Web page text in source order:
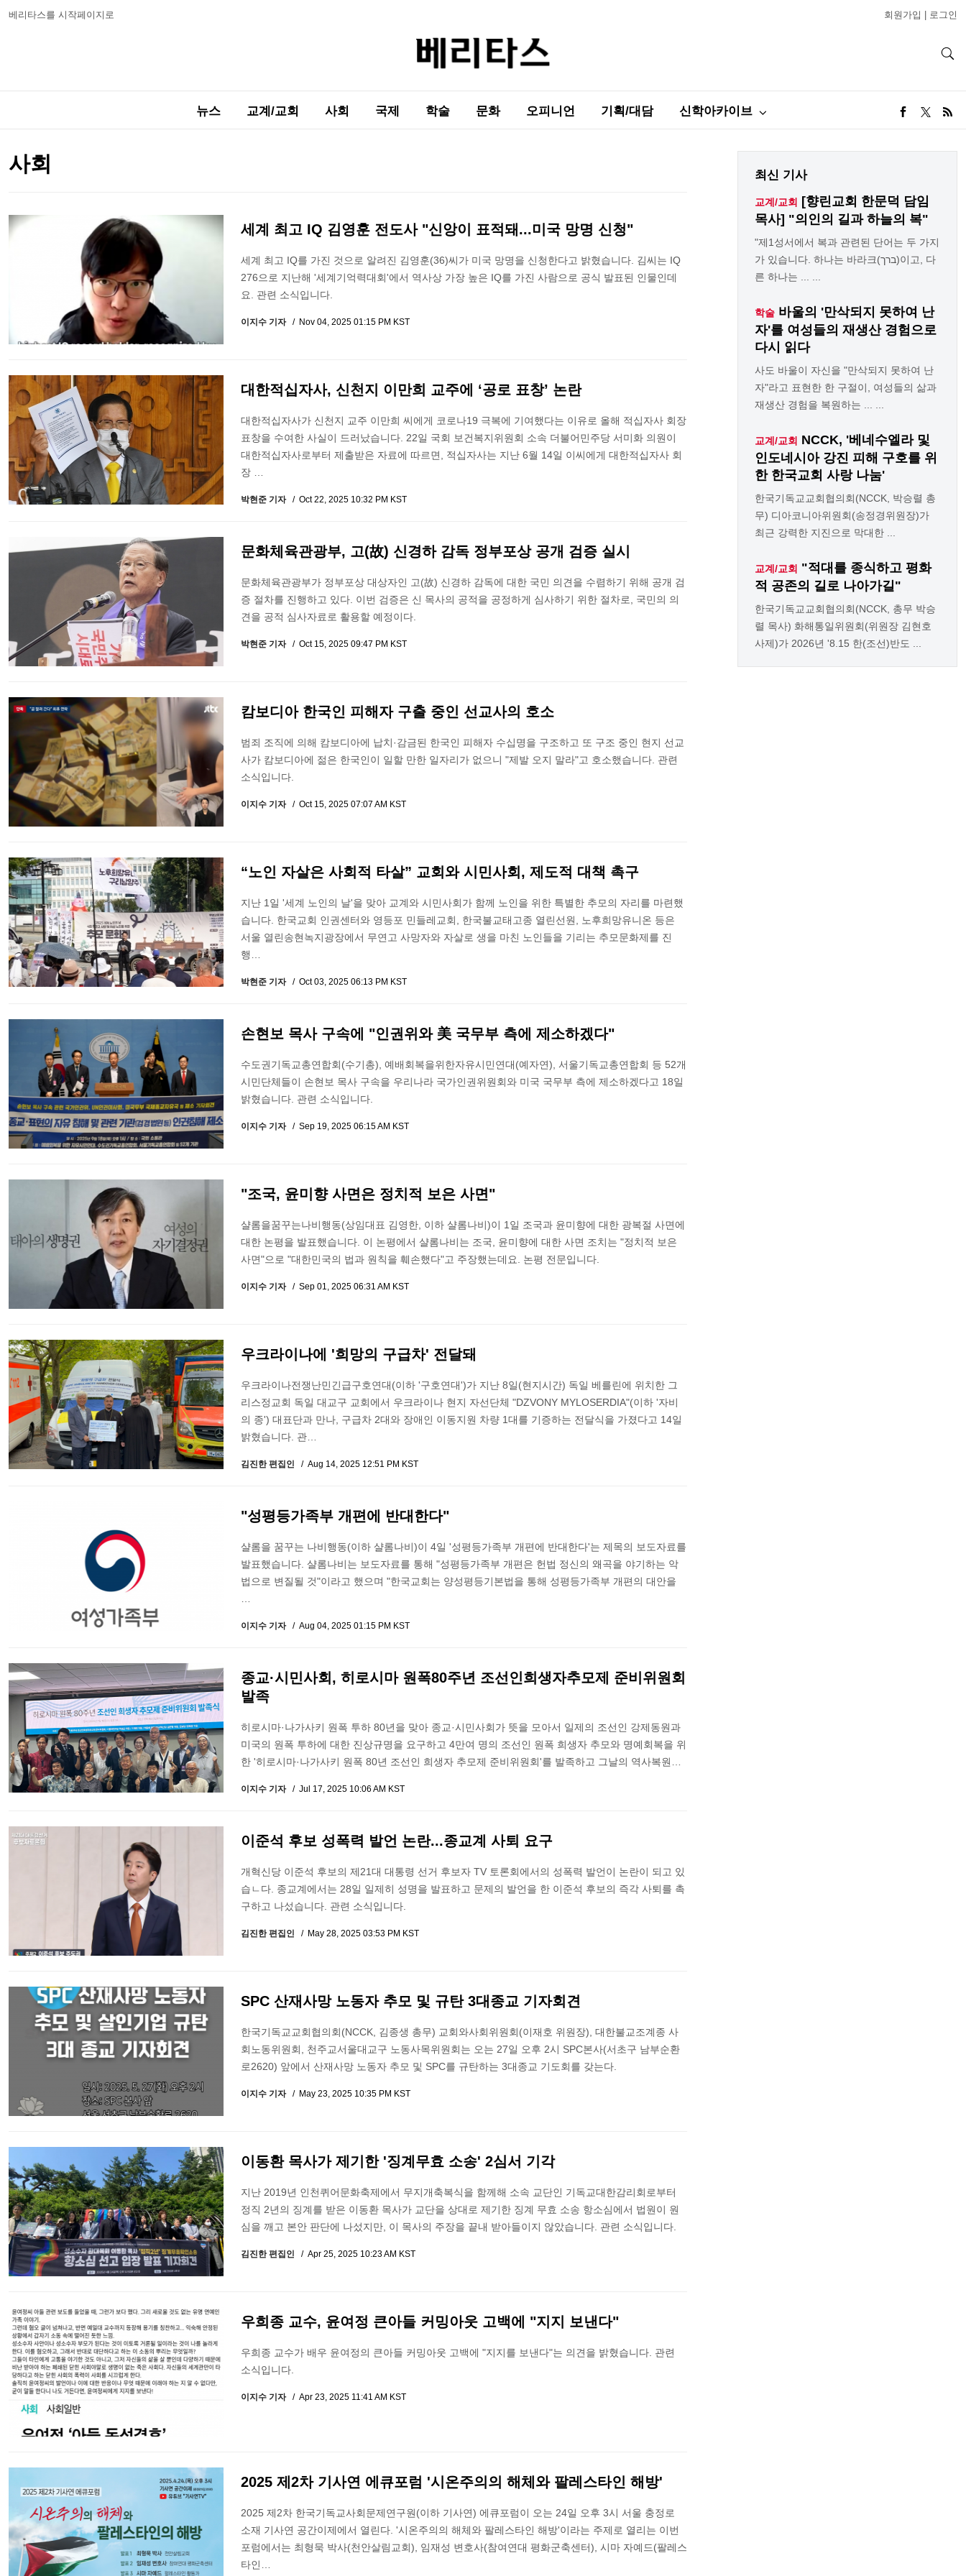
베리타스를 시작페이지로 회원가입 로그인
뉴스 교계/교회 사회 국제 학술 문화 오피니언 기획/대담 신학아카이브
사회
세계 최고 IQ 김영훈 전도사 "신앙이 표적돼...미국 망명 신청"
세계 최고 IQ를 가진 것으로 알려진 김영훈(36)씨가 미국 망명을 신청한다고 밝혔습니다. 김씨는 IQ
276으로 지난해 '세계기억력대회'에서 역사상 가장 높은 IQ를 가진 사람으로 공식 발표된 인물인데
요. 관련 소식입니다.
이지수 기자 Nov 04, 2025 01:15 PM KST
대한적십자사, 신천지 이만희 교주에 ‘공로 표창’ 논란
대한적십자사가 신천지 교주 이만희 씨에게 코로나19 극복에 기여했다는 이유로 올해 적십자사 회장
표창을 수여한 사실이 드러났습니다. 22일 국회 보건복지위원회 소속 더불어민주당 서미화 의원이
대한적십자사로부터 제출받은 자료에 따르면, 적십자사는 지난 6월 14일 이씨에게 대한적십자사 회
장 …
박현준 기자 Oct 22, 2025 10:32 PM KST
문화체육관광부, 고(故) 신경하 감독 정부포상 공개 검증 실시
문화체육관광부가 정부포상 대상자인 고(故) 신경하 감독에 대한 국민 의견을 수렴하기 위해 공개 검
증 절차를 진행하고 있다. 이번 검증은 신 목사의 공적을 공정하게 심사하기 위한 절차로, 국민의 의
견을 공적 심사자료로 활용할 예정이다.
박현준 기자 Oct 15, 2025 09:47 PM KST
캄보디아 한국인 피해자 구출 중인 선교사의 호소
범죄 조직에 의해 캄보디아에 납치·감금된 한국인 피해자 수십명을 구조하고 또 구조 중인 현지 선교
사가 캄보디아에 젊은 한국인이 일할 만한 일자리가 없으니 "제발 오지 말라"고 호소했습니다. 관련
소식입니다.
이지수 기자 Oct 15, 2025 07:07 AM KST
“노인 자살은 사회적 타살” 교회와 시민사회, 제도적 대책 촉구
지난 1일 '세계 노인의 날'을 맞아 교계와 시민사회가 함께 노인을 위한 특별한 추모의 자리를 마련했
습니다. 한국교회 인권센터와 영등포 민들레교회, 한국불교태고종 열린선원, 노후희망유니온 등은
서울 열린송현녹지광장에서 무연고 사망자와 자살로 생을 마친 노인들을 기리는 추모문화제를 진
행…
박현준 기자 Oct 03, 2025 06:13 PM KST
손현보 목사 구속에 "인권위와 美 국무부 측에 제소하겠다"
수도권기독교총연합회(수기총), 예배회복을위한자유시민연대(예자연), 서울기독교총연합회 등 52개
시민단체들이 손현보 목사 구속을 우리나라 국가인권위원회와 미국 국무부 측에 제소하겠다고 18일
밝혔습니다. 관련 소식입니다.
이지수 기자 Sep 19, 2025 06:15 AM KST
"조국, 윤미향 사면은 정치적 보은 사면"
샬롬을꿈꾸는나비행동(상임대표 김영한, 이하 샬롬나비)이 1일 조국과 윤미향에 대한 광복절 사면에
대한 논평을 발표했습니다. 이 논평에서 샬롬나비는 조국, 윤미향에 대한 사면 조치는 "정치적 보은
사면"으로 "대한민국의 법과 원칙을 훼손했다"고 주장했는데요. 논평 전문입니다.
이지수 기자 Sep 01, 2025 06:31 AM KST
우크라이나에 '희망의 구급차' 전달돼
우크라이나전쟁난민긴급구호연대(이하 '구호연대')가 지난 8일(현지시간) 독일 베를린에 위치한 그
리스정교회 독일 대교구 교회에서 우크라이나 현지 자선단체 "DZVONY MYLOSERDIA"(이하 '자비
의 종') 대표단과 만나, 구급차 2대와 장애인 이동지원 차량 1대를 기증하는 전달식을 가졌다고 14일
밝혔습니다. 관…
김진한 편집인 Aug 14, 2025 12:51 PM KST
"성평등가족부 개편에 반대한다"
샬롬을 꿈꾸는 나비행동(이하 샬롬나비)이 4일 '성평등가족부 개편에 반대한다'는 제목의 보도자료를
발표했습니다. 샬롬나비는 보도자료를 통해 "성평등가족부 개편은 헌법 정신의 왜곡을 야기하는 악
법으로 변질될 것"이라고 했으며 "한국교회는 양성평등기본법을 통해 성평등가족부 개편의 대안을
이지수 기자 Aug 04, 2025 01:15 PM KST
종교·시민사회, 히로시마 원폭80주년 조선인희생자추모제 준비위원회
발족
히로시마·나가사키 원폭 투하 80년을 맞아 종교·시민사회가 뜻을 모아서 일제의 조선인 강제동원과
미국의 원폭 투하에 대한 진상규명을 요구하고 4만여 명의 조선인 원폭 희생자 추모와 명예회복을 위
한 '히로시마·나가사키 원폭 80년 조선인 희생자 추모제 준비위원회'를 발족하고 그날의 역사복원…
이지수 기자 Jul 17, 2025 10:06 AM KST
이준석 후보 성폭력 발언 논란...종교계 사퇴 요구
개혁신당 이준석 후보의 제21대 대통령 선거 후보자 TV 토론회에서의 성폭력 발언이 논란이 되고 있
습ㄴ다. 종교계에서는 28일 일제히 성명을 발표하고 문제의 발언을 한 이준석 후보의 즉각 사퇴를 촉
구하고 나섰습니다. 관련 소식입니다.
김진한 편집인 May 28, 2025 03:53 PM KST
SPC 산재사망 노동자 추모 및 규탄 3대종교 기자회견
한국기독교교회협의회(NCCK, 김종생 총무) 교회와사회위원회(이재호 위원장), 대한불교조계종 사
회노동위원회, 천주교서울대교구 노동사목위원회는 오는 27일 오후 2시 SPC본사(서초구 남부순환
로2620) 앞에서 산재사망 노동자 추모 및 SPC를 규탄하는 3대종교 기도회를 갖는다.
이지수 기자 May 23, 2025 10:35 PM KST
이동환 목사가 제기한 '징계무효 소송' 2심서 기각
지난 2019년 인천퀴어문화축제에서 무지개축복식을 함께해 소속 교단인 기독교대한감리회로부터
정직 2년의 징계를 받은 이동환 목사가 교단을 상대로 제기한 징계 무효 소송 항소심에서 법원이 원
심을 깨고 본안 판단에 나섰지만, 이 목사의 주장을 끝내 받아들이지 않았습니다. 관련 소식입니다.
김진한 편집인 Apr 25, 2025 10:23 AM KST
우희종 교수, 윤여정 큰아들 커밍아웃 고백에 "지지 보낸다"
우희종 교수가 배우 윤여정의 큰아들 커밍아웃 고백에 "지지를 보낸다"는 의견을 밝혔습니다. 관련
소식입니다.
이지수 기자 Apr 23, 2025 11:41 AM KST
2025 제2차 기사연 에큐포럼 '시온주의의 해체와 팔레스타인 해방'
2025 제2차 한국기독교사회문제연구원(이하 기사연) 에큐포럼이 오는 24일 오후 3시 서울 충정로
소재 기사연 공간이제에서 열린다. '시온주의의 해체와 팔레스타인 해방'이라는 주제로 열리는 이번
포럼에서는 최형묵 박사(천안살림교회), 임재성 변호사(참여연대 평화군축센터), 시마 자예드(팔레스
타인…
최신 기사
교계/교회
[향린교회 한문덕 담임
목사] "의인의 길과 하늘의 복"
"제1성서에서 복과 관련된 단어는 두 가지
가 있습니다. 하나는 바라크(ברך)이고, 다
른 하나는 ... ...
학술 바울의 '만삭되지 못하여 난
자'를 여성들의 재생산 경험으로
다시 읽다
사도 바울이 자신을 "만삭되지 못하여 난
자"라고 표현한 한 구절이, 여성들의 삶과
재생산 경험을 복원하는 ... ...
교계/교회 NCCK, '베네수엘라 및
인도네시아 강진 피해 구호를 위
한 한국교회 사랑 나눔'
한국기독교교회협의회(NCCK, 박승렬 총
무) 디아코니아위원회(송정경위원장)가
최근 강력한 지진으로 막대한 ...
교계/교회 "적대를 종식하고 평화
적 공존의 길로 나아가길"
한국기독교교회협의회(NCCK, 총무 박승
렬 목사) 화해통일위원회(위원장 김현호
사제)가 2026년 '8.15 한(조선)반도 ...